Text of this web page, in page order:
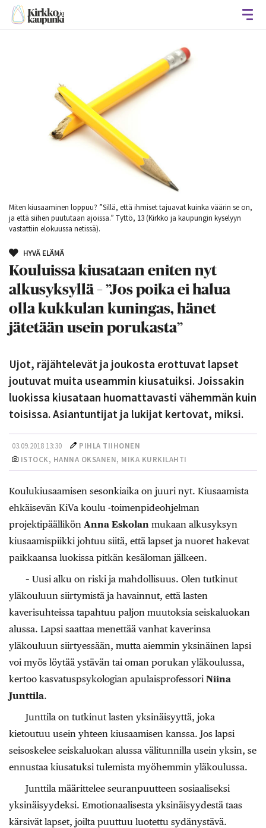
Miten kiusaaminen loppuu? ”Sillä, että ihmiset tajuavat kuinka väärin se on,
ja että siihen puututaan ajoissa.” Tyttö, 13 (Kirkko ja kaupungin kyselyyn
vastattiin elokuussa netissä).
HYVÄ ELÄMÄ
Kouluissa kiusataan eniten nyt
alkusyksyllä – ”Jos poika ei halua
olla kukkulan kuningas, hänet
jätetään usein porukasta”
Ujot, räjähtelevät ja joukosta erottuvat lapset
joutuvat muita useammin kiusatuiksi. Joissakin
luokissa kiusataan huomattavasti vähemmän kuin
toisissa. Asiantuntijat ja lukijat kertovat, miksi.
03.09.2018 13:30
PIHLA TIIHONEN
ISTOCK, HANNA OKSANEN, MIKA KURKILAHTI
Koulukiusaamisen sesonkiaika on juuri nyt. Kiusaamista
ehkäisevän KiVa koulu -toimenpideohjelman
projektipäällikön Anna Eskolan mukaan alkusyksyn
kiusaamispiikki johtuu siitä, että lapset ja nuoret hakevat
paikkaansa luokissa pitkän kesäloman jälkeen.
– Uusi alku on riski ja mahdollisuus. Olen tutkinut
yläkouluun siirtymistä ja havainnut, että lasten
kaverisuhteissa tapahtuu paljon muutoksia seiskaluokan
alussa. Lapsi saattaa menettää vanhat kaverinsa
yläkouluun siirtyessään, mutta aiemmin yksinäinen lapsi
voi myös löytää ystävän tai oman porukan yläkoulussa,
kertoo kasvatuspsykologian apulaisprofessori Niina
Junttila.
Junttila on tutkinut lasten yksinäisyyttä, joka
kietoutuu usein yhteen kiusaamisen kanssa. Jos lapsi
seisoskelee seiskaluokan alussa välitunnilla usein yksin, se
ennustaa kiusatuksi tulemista myöhemmin yläkoulussa.
Junttila määrittelee seuranpuutteen sosiaaliseksi
yksinäisyydeksi. Emotionaalisesta yksinäisyydestä taas
kärsivät lapset, joilta puuttuu luotettu sydänystävä.